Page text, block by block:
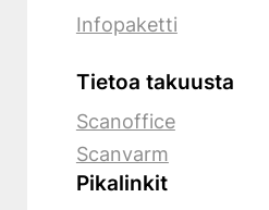
Infopaketti
Tietoa takuusta
Scanoffice
Scanvarm
Pikalinkit